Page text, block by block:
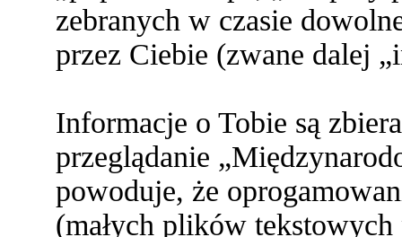
zebranych w czasie
przez Ciebie (zwane dalej
Informacje o Tobie są
przeglądanie
powoduje, że
(małych plików